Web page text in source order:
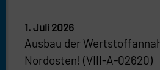
Ausbau der
Nordosten! (VIII-A-02620)
1. Juli 2026